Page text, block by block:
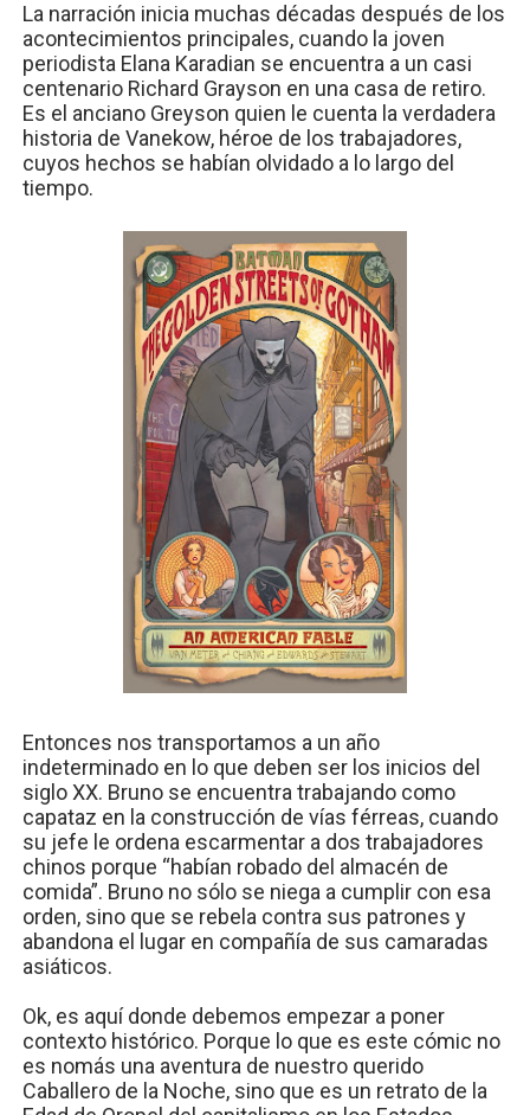
La narración inicia muchas décadas después de los
acontecimientos principales, cuando la joven
periodista Elana Karadian se encuentra a un casi
centenario Richard Grayson en una casa de retiro.
Es el anciano Greyson quien le cuenta la verdadera
historia de Vanekow, héroe de los trabajadores,
cuyos hechos se habían olvidado a lo largo del
tiempo.
Entonces nos transportamos a un año
indeterminado en lo que deben ser los inicios del
siglo XX. Bruno se encuentra trabajando como
capataz en la construcción de vías férreas, cuando
su jefe le ordena escarmentar a dos trabajadores
chinos porque “habían robado del almacén de
comida”. Bruno no sólo se niega a cumplir con esa
orden, sino que se rebela contra sus patrones y
abandona el lugar en compañía de sus camaradas
asiáticos.
Ok, es aquí donde debemos empezar a poner
contexto histórico. Porque lo que es este cómic no
es nomás una aventura de nuestro querido
Caballero de la Noche, sino que es un retrato de la